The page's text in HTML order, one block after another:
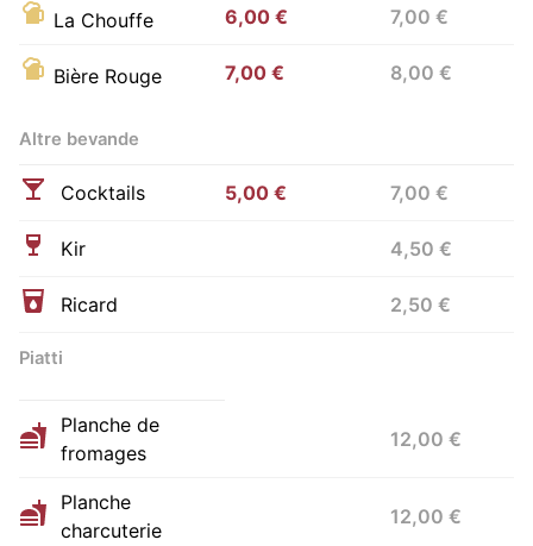
La Chouffe 6,00 € 7,00 €
Bière Rouge 7,00 € 8,00 €
Altre bevande
Cocktails 5,00 € 7,00 €
Kir 4,50 €
Ricard 2,50 €
Piatti
Planche de
fromages
12,00 €
Planche
charcuterie
12,00 €